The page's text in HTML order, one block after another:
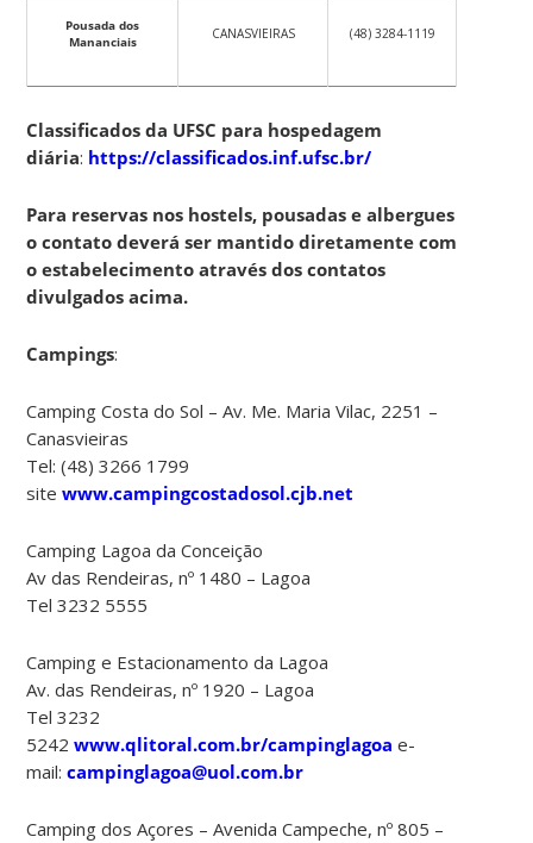
Pousada dos
Mananciais
CANASVIEIRAS (48) 3284-1119
Classificados da UFSC para hospedagem
diária: https://classificados.inf.ufsc.br/
Para reservas nos hostels, pousadas e albergues
o contato deverá ser mantido diretamente com
o estabelecimento através dos contatos
divulgados acima.
Campings:
Camping Costa do Sol – Av. Me. Maria Vilac, 2251 –
Canasvieiras
Tel: (48) 3266 1799
sitewww.campingcostadosol.cjb.net
Camping Lagoa da Conceição
Av das Rendeiras, nº 1480 – Lagoa
Tel 3232 5555
Camping e Estacionamento da Lagoa
Av. das Rendeiras, nº 1920 – Lagoa
Tel 3232
5242www.qlitoral.com.br/campinglagoae-
mail:campinglagoa@uol.com.br
Camping dos Açores – Avenida Campeche, nº 805 –